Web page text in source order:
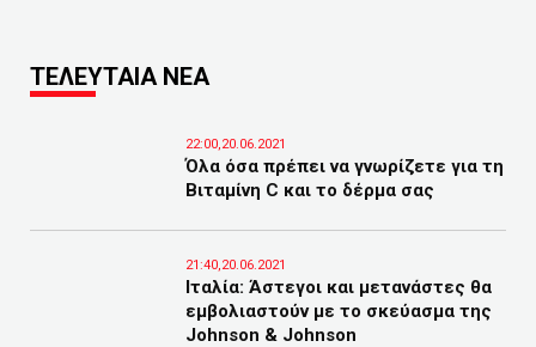
ΤΕΛΕΥΤΑΙΑ ΝΕΑ
22:00,20.06.2021
Όλα όσα πρέπει να γνωρίζετε για τη
Βιταμίνη C και το δέρμα σας
21:40,20.06.2021
Ιταλία: Άστεγοι και μετανάστες θα
εμβολιαστούν με το σκεύασμα της
Johnson & Johnson